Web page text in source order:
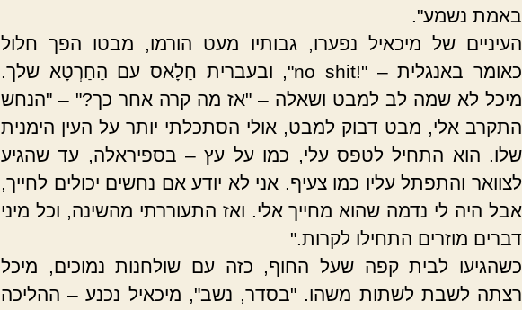
באמת נשמע".
העיניים של מיכאיל נפערו, גבותיו מעט הורמו, מבטו הפך חלול
כאומר באנגלית – "!no shit", ובעברית חַלָאס עם הַחַרְטָא שלך.
מיכל לא שמה לב למבט ושאלה – "אז מה קרה אחר כך?" – "הנחש
התקרב אלי, מבט דבוק למבט, אולי הסתכלתי יותר על העין הימנית
שלו. הוא התחיל לטפס עלי, כמו על עץ – בספיראלה, עד שהגיע
לצוואר והתפתל עליו כמו צעיף. אני לא יודע אם נחשים יכולים לחייך,
אבל היה לי נדמה שהוא מחייך אלי. ואז התעוררתי מהשינה, וכל מיני
דברים מוזרים התחילו לקרות."
כשהגיעו לבית קפה שעל החוף, כזה עם שולחנות נמוכים, מיכל
רצתה לשבת לשתות משהו. "בסדר, נשב", מיכאיל נכנע – ההליכה